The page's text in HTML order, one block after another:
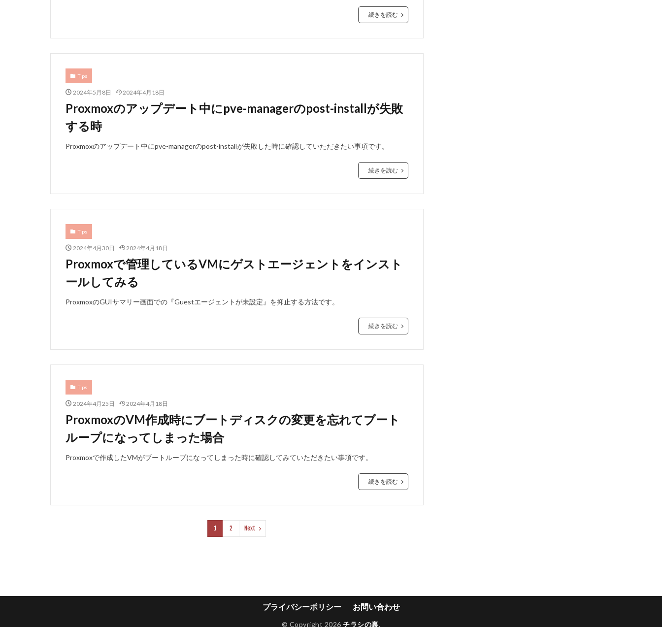
続きを読む
Tips
2024年5月8日 2024年4月18日
Proxmoxのアップデート中にpve-managerのpost-installが失敗
する時
Proxmoxのアップデート中にpve-managerのpost-installが失敗した時に確認していただきたい事項です。
続きを読む
Tips
2024年4月30日 2024年4月18日
Proxmoxで管理しているVMにゲストエージェントをインスト
ールしてみる
ProxmoxのGUIサマリー画面での『Guestエージェントが未設定』を抑止する方法です。
続きを読む
Tips
2024年4月25日 2024年4月18日
ProxmoxのVM作成時にブートディスクの変更を忘れてブート
ループになってしまった場合
Proxmoxで作成したVMがブートループになってしまった時に確認してみていただきたい事項です。
続きを読む
1 2 Next
プライバシーポリシー お問い合わせ
© Copyright 2026チラシの裏.